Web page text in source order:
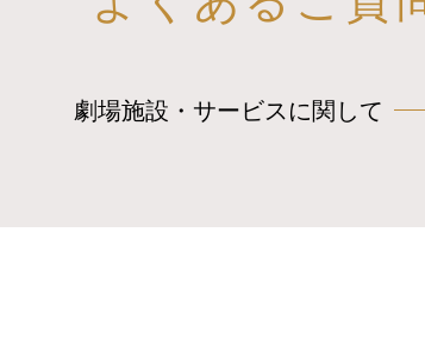
劇場施設・サービスに関して